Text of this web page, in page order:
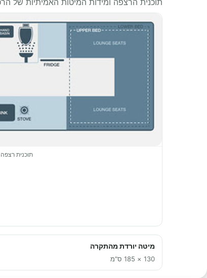
תוכנית הרצפה ומידות המיטות האמיתיות של
תוכנית רצפה
מיטה יורדת מהתקרה
130 × 185 ס"מ